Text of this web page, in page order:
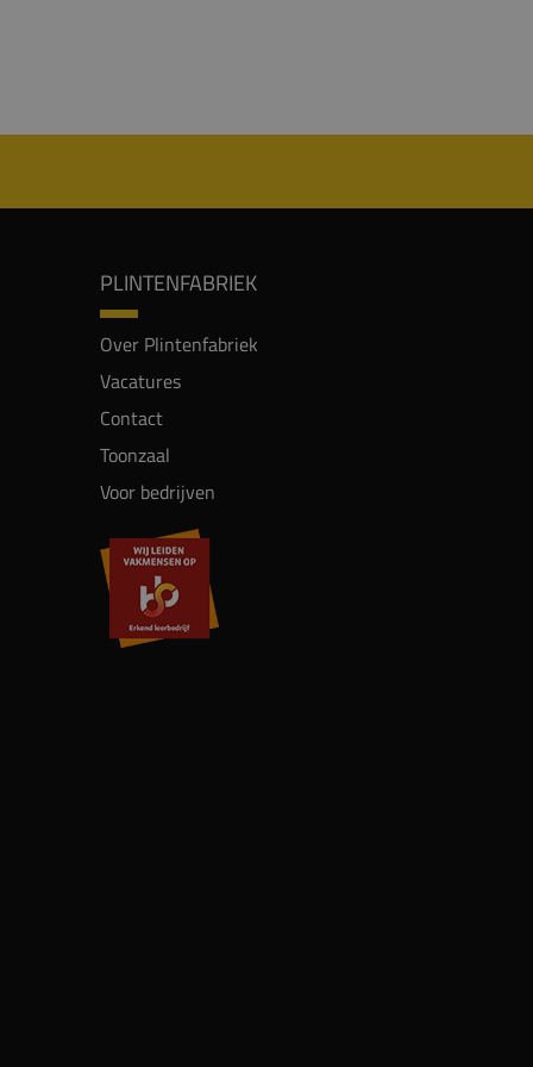
PLINTENFABRIEK
Over Plintenfabriek
Vacatures
Contact
Toonzaal
Voor bedrijven